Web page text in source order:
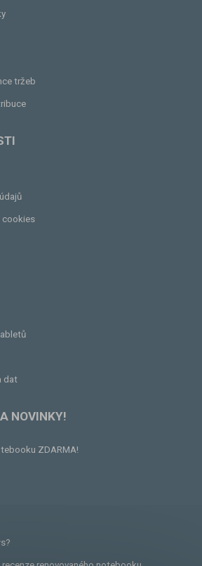
tržeb
cookies
dat
NOVINKY!
ZDARMA!